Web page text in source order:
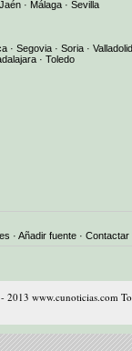
Jaén · Málaga · Sevilla
· Segovia · Soria · Valladolid
· Toledo
· Añadir fuente · Contactar
2013 www.cunoticias.com